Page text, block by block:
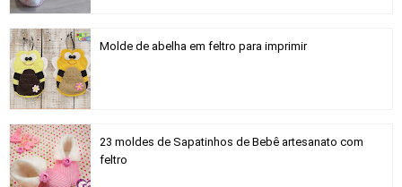
Molde de abelha em feltro para imprimir
23 moldes de Sapatinhos de Bebê artesanato com
feltro